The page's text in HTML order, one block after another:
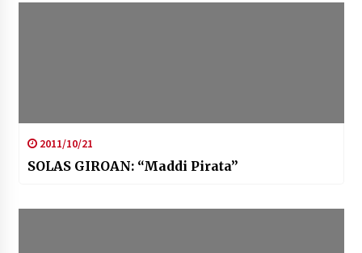
2011/10/21
SOLAS GIROAN: “Maddi Pirata”